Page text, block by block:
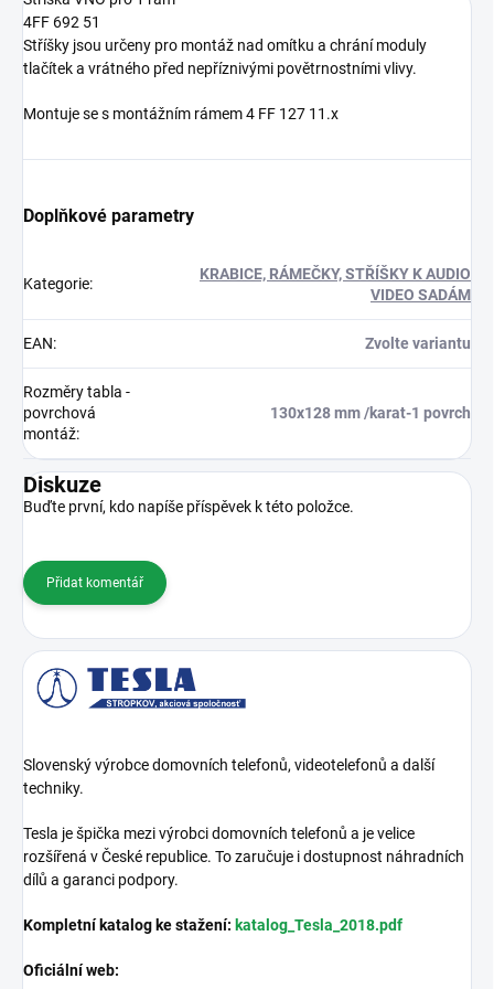
4FF 692 51
Stříšky jsou určeny pro montáž nad omítku a chrání moduly
tlačítek a vrátného před nepříznivými povětrnostními vlivy.
Montuje se s montážním rámem 4 FF 127 11.x
Doplňkové parametry
Kategorie:
KRABICE, RÁMEČKY, STŘÍŠKY K AUDIO
VIDEO SADÁM
EAN: Zvolte variantu
Rozměry tabla -
povrchová
montáž:
130x128 mm /karat-1 povrch
Diskuze
Buďte první, kdo napíše příspěvek k této položce.
Přidat komentář
Slovenský výrobce domovních telefonů, videotelefonů a další
techniky.
Tesla je špička mezi výrobci domovních telefonů a je velice
rozšířená v České republice. To zaručuje i dostupnost náhradních
dílů a garanci podpory.
Kompletní katalog ke stažení: katalog_Tesla_2018.pdf
Oficiální web: